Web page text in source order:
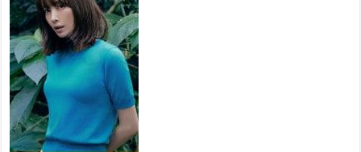
байгууллагууд дараах
хуваарийн дагуу ажиллана
2026 оны 7 сар 15 / 11 цаг 18 минут
Үндэсний их баяр наадам
эхэллээ
2026 оны 7 сар 15 / 11 цаг 14 минут
Үер усны аюулаас сэргийлж, нийслэлийн Онцгой
байдлын газрын 162 алба хаагч үүрэг гүйцэтгэж